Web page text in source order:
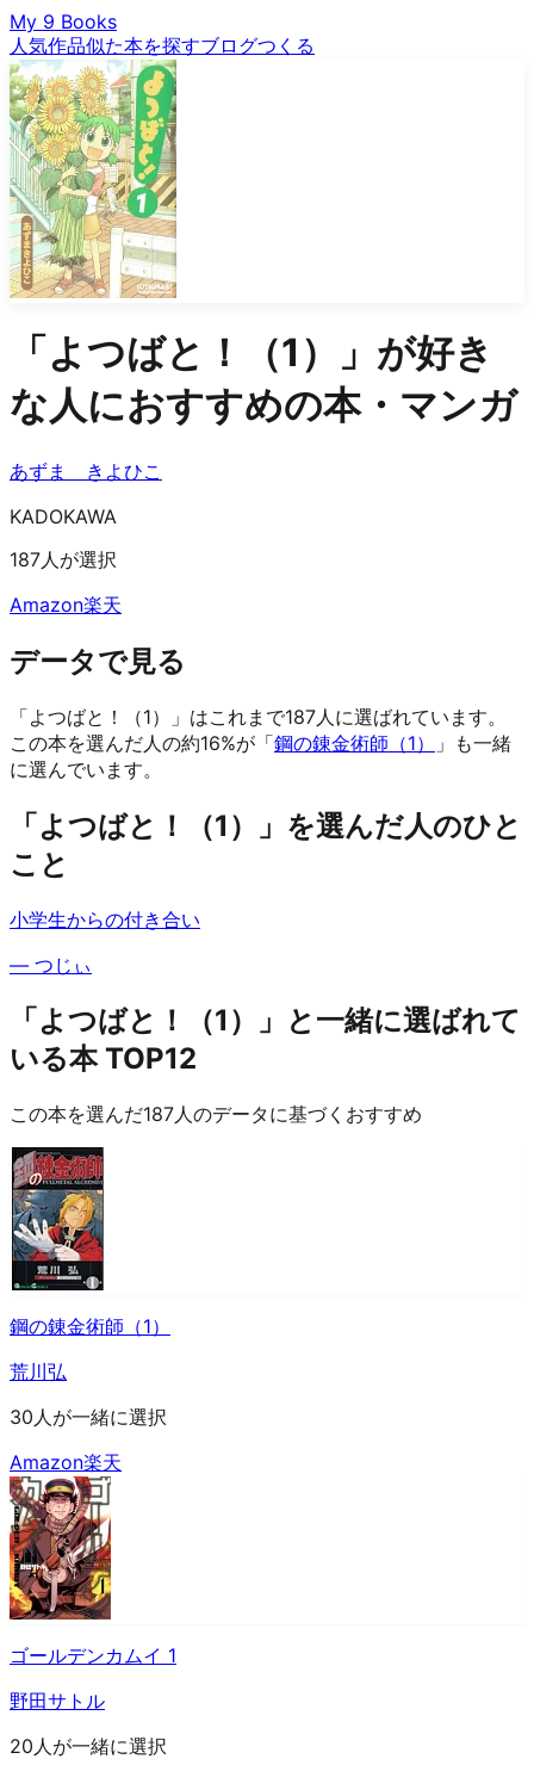
My 9 Books
人気作品似た本を探すブログつくる
「よつばと！（1）
」が好き
な人におすすめの本・マンガ
あずま きよひこ
KADOKAWA
187人が選択
Amazon楽天
データで見る
「よつばと！（1）」はこれまで187人に選ばれています。
この本を選んだ人の約16%が「鋼の錬金術師（1）
」も一緒
に選んでいます。
「よつばと！（1）」を選んだ人のひと
こと
小学生からの付き合い
— つじぃ
「よつばと！（1）」と一緒に選ばれて
いる本 TOP12
この本を選んだ187人のデータに基づくおすすめ
鋼の錬金術師（1）
荒川弘
30人が一緒に選択
Amazon楽天
ゴールデンカムイ 1
野田サトル
20人が一緒に選択